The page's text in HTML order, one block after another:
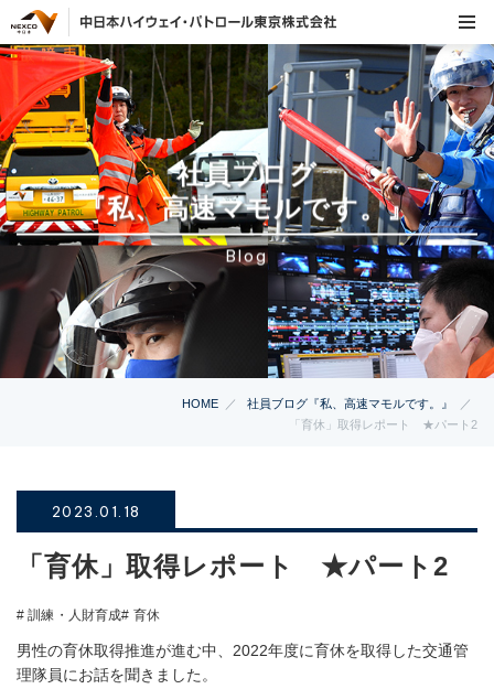
社員ブログ
『私、高速マモルです。』
Blog
HOME
社員ブログ『私、高速マモルです。』
「育休」取得レポート ★パート2
2023.01.18
「育休」取得レポート ★パート2
# 訓練・人財育成# 育休
男性の育休取得推進が進む中、2022年度に育休を取得した交通管
理隊員にお話を聞きました。